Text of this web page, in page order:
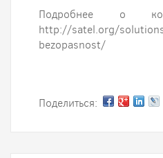
Подробнее о
http://satel.org/
bezopasnost/
Поделиться: